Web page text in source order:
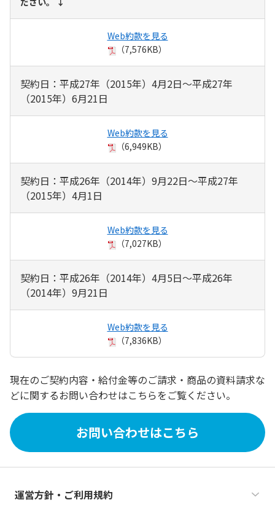
Web約款を見る
（7,576KB）
契約日：平成27年（2015年）4月2日～平成27年
（2015年）6月21日
Web約款を見る
（6,949KB）
契約日：平成26年（2014年）9月22日～平成27年
（2015年）4月1日
Web約款を見る
（7,027KB）
契約日：平成26年（2014年）4月5日～平成26年
（2014年）9月21日
Web約款を見る
（7,836KB）
現在のご契約内容・給付金等のご請求・商品の資料請求な
どに関するお問い合わせはこちらをご覧ください。
お問い合わせはこちら
運営方針・ご利用規約